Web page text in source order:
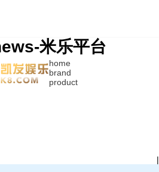
米乐平台
home
brand
product
|